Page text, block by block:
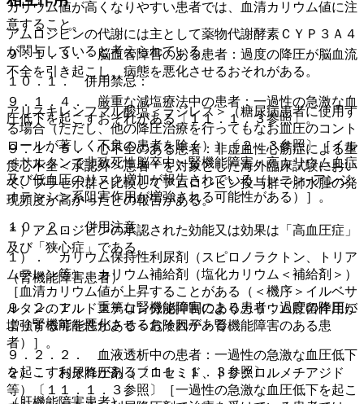
アムロジピンの代謝には主として薬物代謝酵素ＣＹＰ３Ａ４
が関与していると考えられている。
１０．１． 併用禁忌：
アリスキレンフマル酸塩＜ラジレス＞（糖尿病患者に使用す
る場合（ただし、他の降圧治療を行ってもなお血圧のコント
ロールが著しく不良の患者を除く））〔２．３参照〕［イル
ベサルタンで非致死性脳卒中・腎機能障害・高カリウム血症
及び低血圧のリスク増加が報告されている（レニン−アンジ
オテンシン系阻害作用が増強される可能性がある）］。
１０．２． 併用注意：
１）． カリウム保持性利尿剤（スピロノラクトン、トリア
ムテレン等）、カリウム補給剤（塩化カリウム＜補給剤＞）
［血清カリウム値が上昇することがある（＜機序＞イルベサ
ルタンのアルドステロン分泌抑制によりカリウム貯留作用が
増強する可能性がある＜危険因子＞腎機能障害のある患
者）］。
２）． 利尿降圧剤（フロセミド、トリクロルメチアジド
等）〔１１．１．３参照〕［一過性の急激な血圧低下を起こ
カリウム値が高くなりやすい患者では、血清カリウム値に注
意すること。
９．１．３． 脳血管障害のある患者：過度の降圧が脳血流
不全を引き起こし、病態を悪化させるおそれがある。
９．１．４． 厳重な減塩療法中の患者：一過性の急激な血
圧低下を起こすおそれがある〔１１．１．３参照〕。
９．１．５． 心不全のある患者：非虚血性心筋症による重
度心不全＜承認外＞患者＊を対象とした海外臨床試験におい
て、プラセボ群と比較してアムロジピン投与群で肺水腫の発
現頻度が高かったとの報告がある。
＊）アムロジピンの承認された効能又は効果は「高血圧症」
及び「狭心症」である。
（腎機能障害患者）
９．２．１． 重篤な腎機能障害のある患者：過度の降圧に
より腎機能を悪化させるおそれがある。
９．２．２． 血液透析中の患者：一過性の急激な血圧低下
を起こすおそれがある〔１１．１．３参照〕。